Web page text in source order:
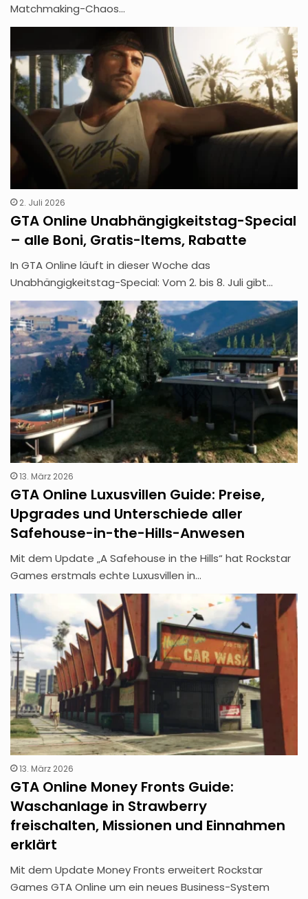
Matchmaking-Chaos…
2. Juli 2026
GTA Online Unabhängigkeitstag-Special
– alle Boni, Gratis-Items, Rabatte
In GTA Online läuft in dieser Woche das
Unabhängigkeitstag-Special: Vom 2. bis 8. Juli gibt…
13. März 2026
GTA Online Luxusvillen Guide: Preise,
Upgrades und Unterschiede aller
Safehouse-in-the-Hills-Anwesen
Mit dem Update „A Safehouse in the Hills“ hat Rockstar
Games erstmals echte Luxusvillen in…
13. März 2026
GTA Online Money Fronts Guide:
Waschanlage in Strawberry
freischalten, Missionen und Einnahmen
erklärt
Mit dem Update Money Fronts erweitert Rockstar
Games GTA Online um ein neues Business-System